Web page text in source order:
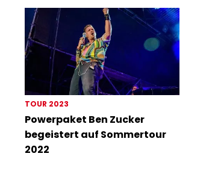
TOUR 2023
Powerpaket Ben Zucker
begeistert auf Sommertour
2022